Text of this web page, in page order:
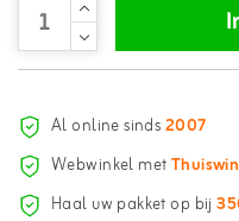
Al online sinds2007
Webwinkel met
Haal uw pakket op bij